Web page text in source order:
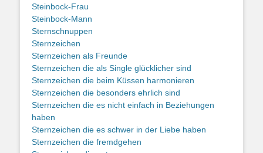
Steinbock-Frau
Steinbock-Mann
Sternschnuppen
Sternzeichen
Sternzeichen als Freunde
Sternzeichen die als Single glücklicher sind
Sternzeichen die beim Küssen harmonieren
Sternzeichen die besonders ehrlich sind
Sternzeichen die es nicht einfach in Beziehungen
haben
Sternzeichen die es schwer in der Liebe haben
Sternzeichen die fremdgehen